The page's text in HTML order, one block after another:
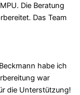
Die Beratung
Das Team
habe ich
war
die Unterstützung!